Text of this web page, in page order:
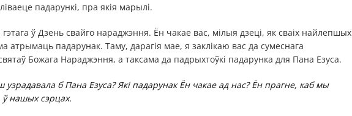
падарункі, пра якія марылі.
ў Дзень свайго нараджэння. Ён чакае вас, мілыя дзеці, як сваіх найлепшых
атрымаць падарунак. Таму, дарагія мае, я заклікаю вас да сумеснага
Божага Нараджэння, а таксама да падрыхтоўкі падарунка для Пана Езуса.
б Пана Езуса? Які падарунак Ён чакае ад нас? Ён прагне, каб мы
ў нашых сэрцах.